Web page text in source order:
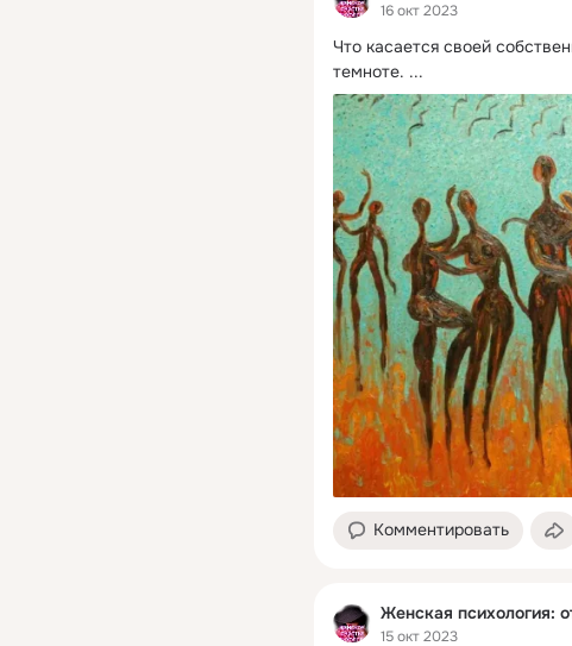
16 окт 2023
Что касается своей
темноте. ...
Комментировать
Женская психология:
15 окт 2023